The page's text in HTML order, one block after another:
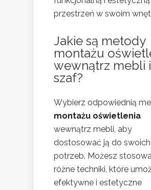
przestrzeń w swoim
Jakie są metody
montażu
wewnątrz mebli i
szaf?
Wybierz odpowiednią
montażu oświetlenia
wewnątrz mebli, aby
dostosować ją do swoich
potrzeb. Możesz
różne techniki, które
efektywne i estetyczne